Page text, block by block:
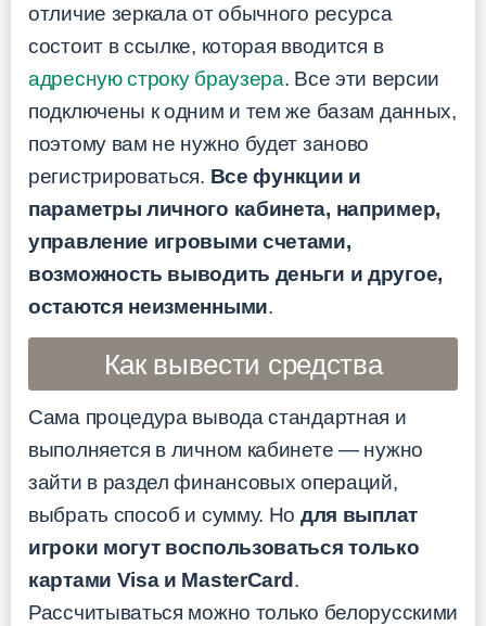
отличие зеркала от обычного ресурса
состоит в ссылке, которая вводится в
адресную строку браузера. Все эти версии
подключены к одним и тем же базам данных,
поэтому вам не нужно будет заново
регистрироваться. Все функции и
параметры личного кабинета, например,
управление игровыми счетами,
возможность выводить деньги и другое,
остаются неизменными.
Как вывести средства
Сама процедура вывода стандартная и
выполняется в личном кабинете — нужно
зайти в раздел финансовых операций,
выбрать способ и сумму. Но для выплат
игроки могут воспользоваться только
картами Visa и MasterCard .
Рассчитываться можно только белорусскими